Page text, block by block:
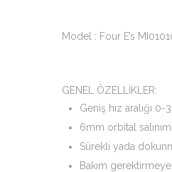
Model : Four E’s
GENEL ÖZELLİKLER:
Geniş hız aralığı
6mm orbital salınım
Sürekli yada
Bakım